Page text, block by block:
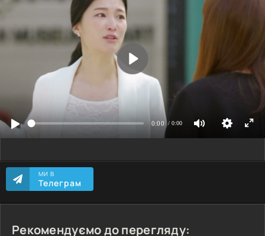
МИ В
Телеграм
Рекомендуємо до перегляду: